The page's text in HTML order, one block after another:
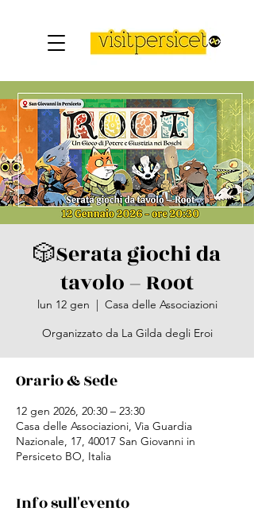
🎲Serata giochi da
tavolo – Root
lun 12 gen
  |
Casa delle Associazioni
Organizzato da La Gilda degli Eroi
Orario & Sede
12 gen 2026, 20:30 – 23:30
Casa delle Associazioni, Via Guardia
Nazionale, 17, 40017 San Giovanni in
Persiceto BO, Italia
Info sull'evento